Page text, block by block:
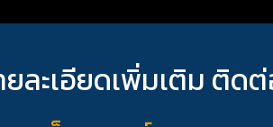
ละเอียดเพิ่มเติม ติดต่